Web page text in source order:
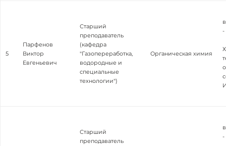
5
Парфенов
Виктор
Евгеньевич
Старший
преподаватель
(кафедра
"Газопереработка,
водородные и
специальные
технологии")
Органическая химия
-
Старший
преподаватель
-